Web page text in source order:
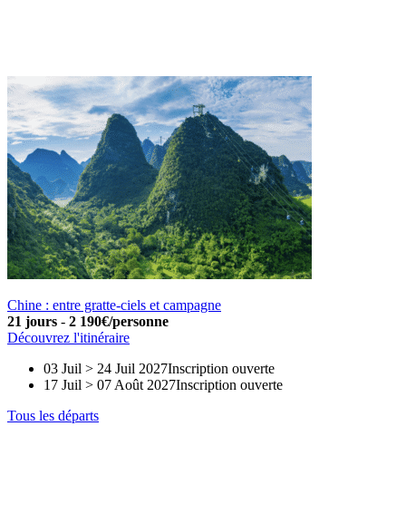
Chine : entre gratte-ciels et campagne
21 jours - 2 190€/personne
Découvrez l'itinéraire
03 Juil > 24 Juil 2027Inscription ouverte
17 Juil > 07 Août 2027Inscription ouverte
Tous les départs